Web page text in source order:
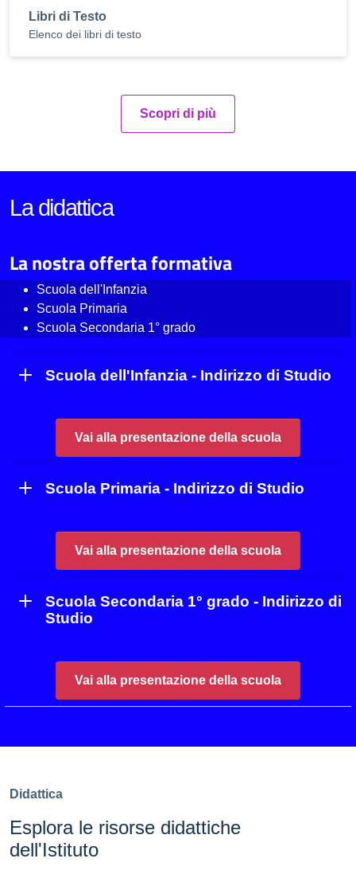
Libri di Testo
Elenco dei libri di testo
Scopri di più
La didattica
La nostra offerta formativa
Scuola dell'Infanzia
Scuola Primaria
Scuola Secondaria 1° grado
Scuola dell'Infanzia - Indirizzo di Studio
Vai alla presentazione della scuola
Scuola Primaria - Indirizzo di Studio
Vai alla presentazione della scuola
Scuola Secondaria 1° grado - Indirizzo di
Studio
Vai alla presentazione della scuola
Didattica
Esplora le risorse didattiche
dell'Istituto